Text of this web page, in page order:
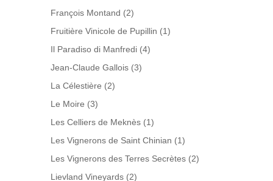
François Montand (2)
Fruitière Vinicole de Pupillin (1)
Il Paradiso di Manfredi (4)
Jean-Claude Gallois (3)
La Célestière (2)
Le Moire (3)
Les Celliers de Meknès (1)
Les Vignerons de Saint Chinian (1)
Les Vignerons des Terres Secrètes (2)
Lievland Vineyards (2)